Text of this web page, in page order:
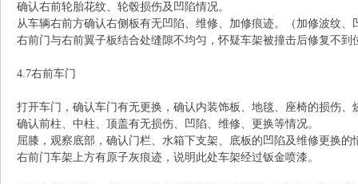
确认右前轮胎花纹、轮毂损伤及凹陷情况。
从车辆右前方确认右侧板有无凹陷、维修、加修痕迹。（加修波纹、
右前门与右前翼子板结合处缝隙不均匀，怀疑车架被撞击后修复不到
4.7右前车门
打开车门，确认车门有无更换，确认内装饰板、地毯、座椅的损伤
确认前柱、中柱、顶盖有无损伤、凹陷、维修、更换等情况。
屈膝，观察底部，确认门栏、水箱下支架、底板的凹陷及维修更换
右前门车架上方有原子灰痕迹，说明此处车架经过钣金喷漆。